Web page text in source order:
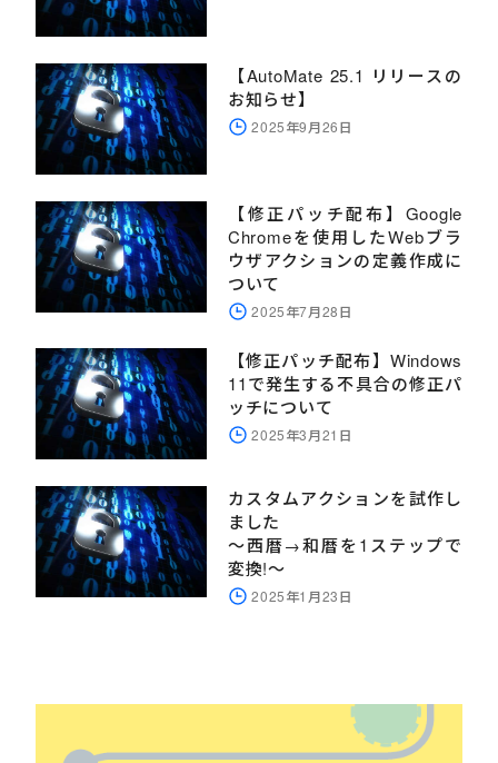
【AutoMate 25.1 リリースの
お知らせ】
2025年9月26日
【修正パッチ配布】Google
Chromeを使用したWebブラ
ウザアクションの定義作成に
ついて
2025年7月28日
【修正パッチ配布】Windows
11で発生する不具合の修正パ
ッチについて
2025年3月21日
カスタムアクションを試作し
ました
～西暦→和暦を1ステップで
変換!～
2025年1月23日